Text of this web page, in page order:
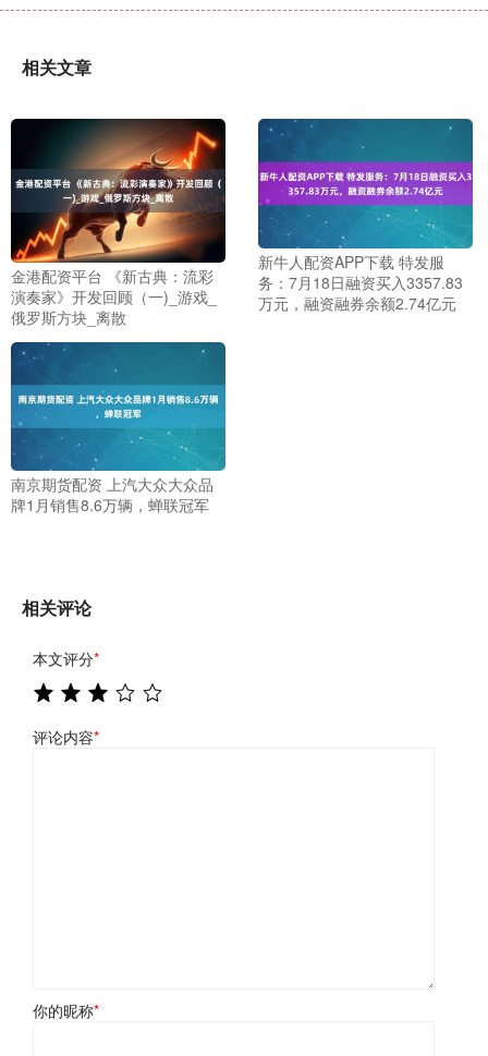
相关文章
金港配资平台 《新古典：流彩
演奏家》开发回顾（一)_游戏_
俄罗斯方块_离散
新牛人配资APP下载 特发服
务：7月18日融资买入3357.83
万元，融资融券余额2.74亿元
南京期货配资 上汽大众大众品
牌1月销售8.6万辆，蝉联冠军
相关评论
本文评分*
评论内容*
你的昵称*